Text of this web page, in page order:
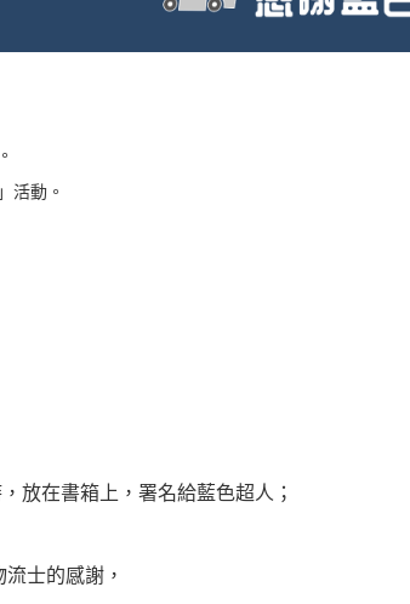
活動。
放在書箱上，署名給藍色超人；
士的感謝，